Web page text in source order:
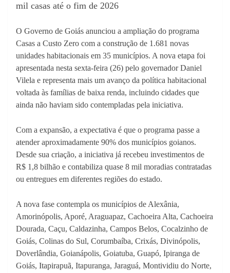
mil casas até o fim de 2026
O Governo de Goiás anunciou a ampliação do programa
Casas a Custo Zero com a construção de 1.681 novas
unidades habitacionais em 35 municípios. A nova etapa foi
apresentada nesta sexta-feira (26) pelo governador Daniel
Vilela e representa mais um avanço da política habitacional
voltada às famílias de baixa renda, incluindo cidades que
ainda não haviam sido contempladas pela iniciativa.
Com a expansão, a expectativa é que o programa passe a
atender aproximadamente 90% dos municípios goianos.
Desde sua criação, a iniciativa já recebeu investimentos de
R$ 1,8 bilhão e contabiliza quase 8 mil moradias contratadas
ou entregues em diferentes regiões do estado.
A nova fase contempla os municípios de Alexânia,
Amorinópolis, Aporé, Araguapaz, Cachoeira Alta, Cachoeira
Dourada, Caçu, Caldazinha, Campos Belos, Cocalzinho de
Goiás, Colinas do Sul, Corumbaíba, Crixás, Divinópolis,
Doverlândia, Goianápolis, Goiatuba, Guapó, Ipiranga de
Goiás, Itapirapuã, Itapuranga, Jaraguá, Montividiu do Norte,